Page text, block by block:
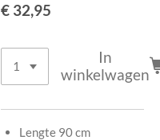
€ 32,95
In
winkelwagen
Lengte 90 cm